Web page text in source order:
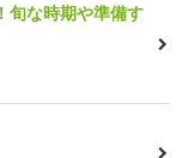
旬な時期や準備す